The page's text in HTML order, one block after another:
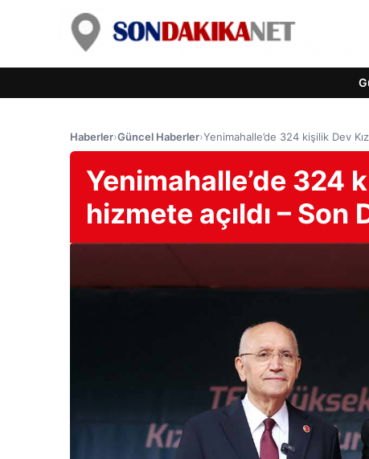
Haberler›Güncel Haberler›Yenimahalle’de 324 kişilik Dev
Yenimahalle’de 324
hizmete açıldı –